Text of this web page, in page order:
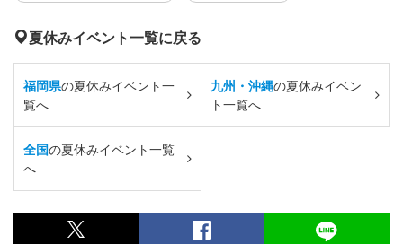
夏休みイベント一覧に戻る
福岡県の夏休みイベント一
覧へ
九州・沖縄の夏休みイベン
ト一覧へ
全国の夏休みイベント一覧
へ